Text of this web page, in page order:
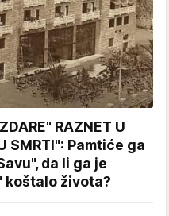
RAZNET U
SMRTI": Pamtiće ga
da li ga je
koštalo života?